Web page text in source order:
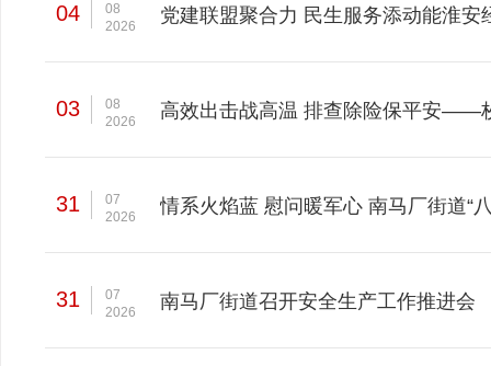
04
08
2026
党建联盟聚合力 民生服务添动能​淮
03
08
2026
高效出击战高温 排查除险保平安——
31
07
2026
情系火焰蓝 慰问暖军心 南马厂街道“
31
07
2026
南马厂街道召开安全生产工作推进会